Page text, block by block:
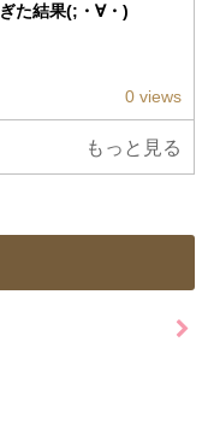
た結果(;・∀・)
0 views
もっと見る